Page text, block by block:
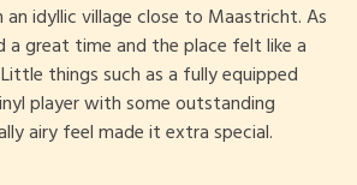
idyllic village close to Maastricht. As
a great time and the place felt like a
things such as a fully equipped
player with some outstanding
airy feel made it extra special.